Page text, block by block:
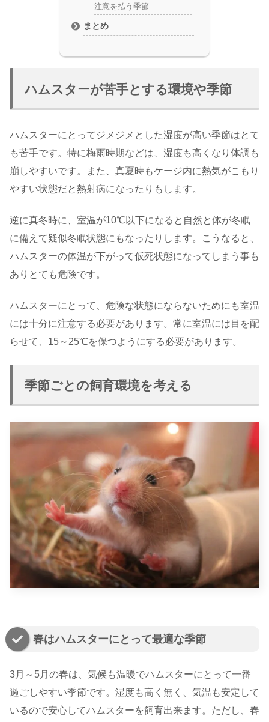
注意を払う季節
まとめ
ハムスターが苦手とする環境や季節
ハムスターにとってジメジメとした湿度が高い季節はとて
も苦手です。特に梅雨時期などは、湿度も高くなり体調も
崩しやすいです。また、真夏時もケージ内に熱気がこもり
やすい状態だと熱射病になったりもします。
逆に真冬時に、室温が10℃以下になると自然と体が冬眠
に備えて疑似冬眠状態にもなったりします。こうなると、
ハムスターの体温が下がって仮死状態になってしまう事も
ありとても危険です。
ハムスターにとって、危険な状態にならないためにも室温
には十分に注意する必要があります。常に室温には目を配
らせて、15～25℃を保つようにする必要があります。
季節ごとの飼育環境を考える
春はハムスターにとって最適な季節
3月～5月の春は、気候も温暖でハムスターにとって一番
過ごしやすい季節です。湿度も高く無く、気温も安定して
いるので安心してハムスターを飼育出来ます。ただし、春